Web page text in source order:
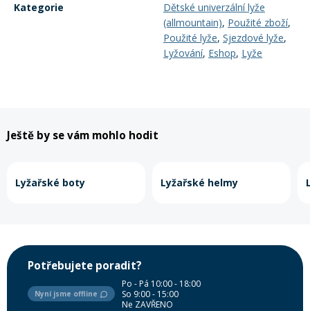
Kategorie
Dětské univerzální lyže
(allmountain), Použité zboží,
Použité lyže, Sjezdové lyže,
Lyžování, Eshop, Lyže
Ještě by se vám mohlo hodit
Lyžařské boty Lyžařské helmy
Potřebujete poradit?
Nyní jsme offline
Po - Pá 10:00 - 18:00
So 9:00 - 15:00
Ne ZAVŘENO